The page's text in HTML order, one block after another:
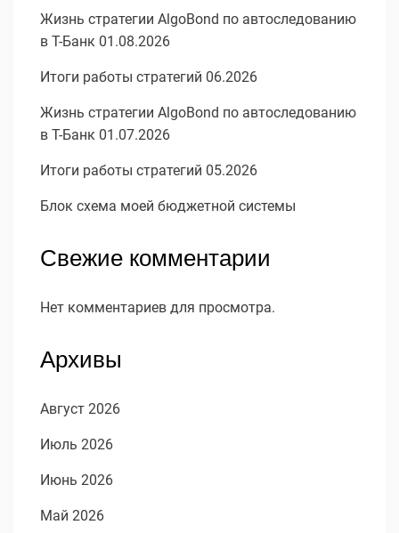
Жизнь стратегии AlgoBond по автоследованию
в Т-Банк 01.08.2026
Итоги работы стратегий 06.2026
Жизнь стратегии AlgoBond по автоследованию
в Т-Банк 01.07.2026
Итоги работы стратегий 05.2026
Блок схема моей бюджетной системы
Свежие комментарии
Нет комментариев для просмотра.
Архивы
Август 2026
Июль 2026
Июнь 2026
Май 2026